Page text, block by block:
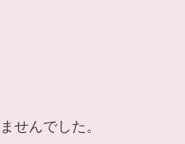
せんでした。